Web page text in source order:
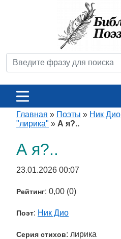
Главная » Поэты » Ник Дио
"лирика" » А я?..
А я?..
23.01.2026 00:07
Рейтинг: 0,00 (0)
Поэт: Ник Дио
Серия стихов: лирика